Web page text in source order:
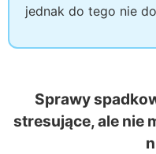
jednak do tego nie
Sprawy
stresujące, ale nie